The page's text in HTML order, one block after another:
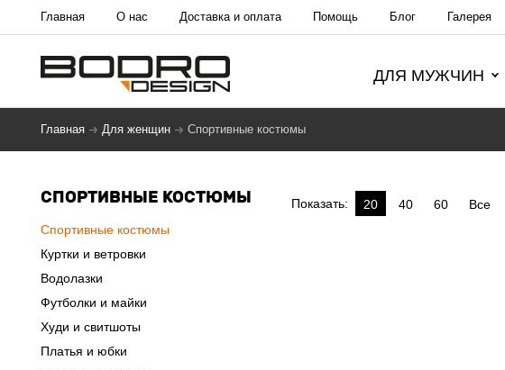
Главная О нас Доставка и оплата Помощь Блог Галерея
ДЛЯ МУЖЧИН
Главная Для женщин Спортивные костюмы
СПОРТИВНЫЕ КОСТЮМЫ
Спортивные костюмы
Куртки и ветровки
Водолазки
Футболки и майки
Худи и свитшоты
Платья и юбки
Показать: 20 40 60 Все